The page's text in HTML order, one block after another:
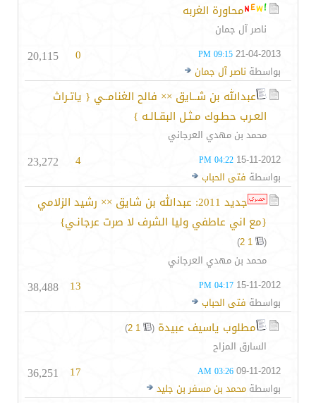
محاورة الغربه
ناصر آل جمان
21-04-2013
09:15 PM
بواسطة ناصر آل جمان
0
20,115
عبدالله بن شــايق ×× فالح الغنامــي { ياتـراث
العـرب حطـوك مـثـل البقـالـه }
محمد بن مهدي العرجاني
15-11-2012
04:22 PM
بواسطة فتى الحباب
4
23,272
جديد 2011: عبدالله بن شايق ×× رشيد الزلامي
{مع اني عاطفي وليا الشرف لا صرت عرجانـي}
(
1
2
)
محمد بن مهدي العرجاني
15-11-2012
04:17 PM
بواسطة فتى الحباب
13
38,488
مطلوب ياسيف عبيدة (
1
2
)
السارق المزاح
09-11-2012
03:26 AM
بواسطة محمد بن مسفر بن جليد
17
36,251